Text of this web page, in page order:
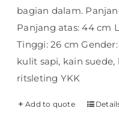
bagian dalam.
Panjang atas: 44 cm
Tinggi: 26 cm
kulit sapi, kain
ritsleting YKK
Add to quote